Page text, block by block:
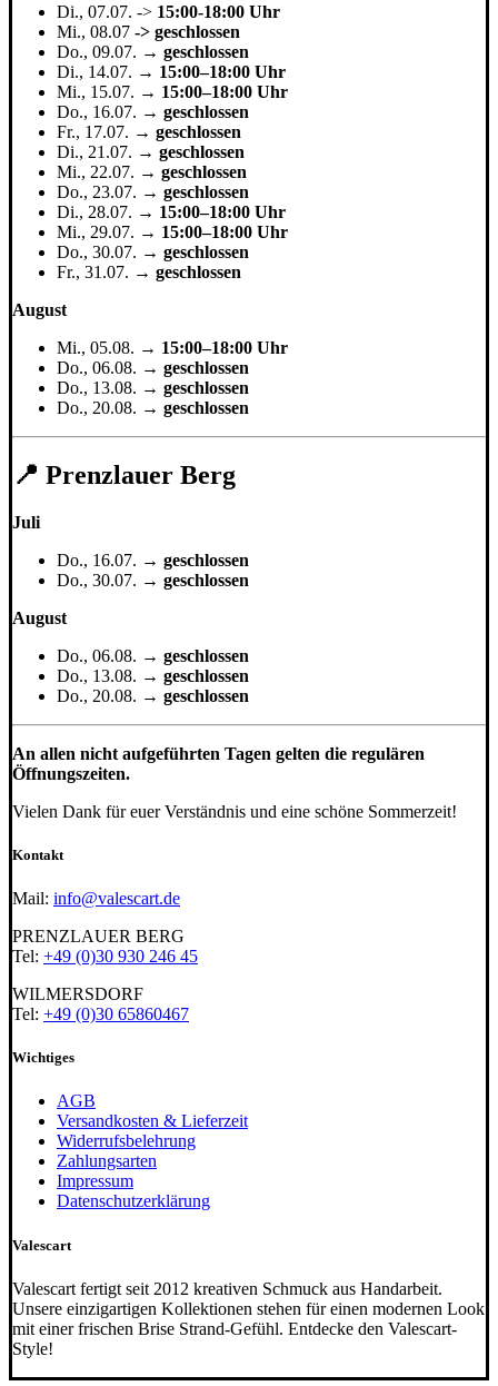
Di., 07.07. -> 15:00-18:00 Uhr
Mi., 08.07 -> geschlossen
Do., 09.07. → geschlossen
Di., 14.07. → 15:00–18:00 Uhr
Mi., 15.07. → 15:00–18:00 Uhr
Do., 16.07. → geschlossen
Fr., 17.07. → geschlossen
Di., 21.07. → geschlossen
Mi., 22.07. → geschlossen
Do., 23.07. → geschlossen
Di., 28.07. → 15:00–18:00 Uhr
Mi., 29.07. → 15:00–18:00 Uhr
Do., 30.07. → geschlossen
Fr., 31.07. → geschlossen
August
Mi., 05.08. → 15:00–18:00 Uhr
Do., 06.08. → geschlossen
Do., 13.08. → geschlossen
Do., 20.08. → geschlossen
📍 Prenzlauer Berg
Juli
Do., 16.07. → geschlossen
Do., 30.07. → geschlossen
August
Do., 06.08. → geschlossen
Do., 13.08. → geschlossen
Do., 20.08. → geschlossen
An allen nicht aufgeführten Tagen gelten die regulären
Öffnungszeiten.
Vielen Dank für euer Verständnis und eine schöne Sommerzeit!
Kontakt
Mail: info@valescart.de
PRENZLAUER BERG
Tel: +49 (0)30 930 246 45
WILMERSDORF
Tel: +49 (0)30 65860467
Wichtiges
AGB
Versandkosten & Lieferzeit
Widerrufsbelehrung
Zahlungsarten
Impressum
Datenschutzerklärung
Valescart
Valescart fertigt seit 2012 kreativen Schmuck aus Handarbeit.
Unsere einzigartigen Kollektionen stehen für einen modernen Look
mit einer frischen Brise Strand-Gefühl. Entdecke den Valescart-
Style!